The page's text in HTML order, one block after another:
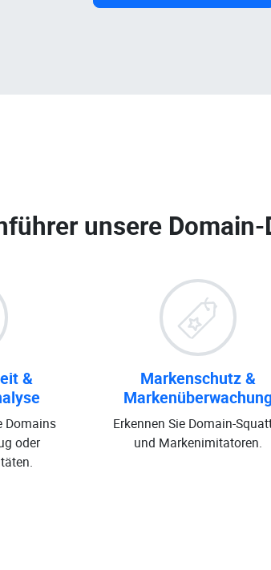
unsere
&
Domains
oder
Markenschutz &
Erkennen Sie Domain-
und Markenimitatoren.